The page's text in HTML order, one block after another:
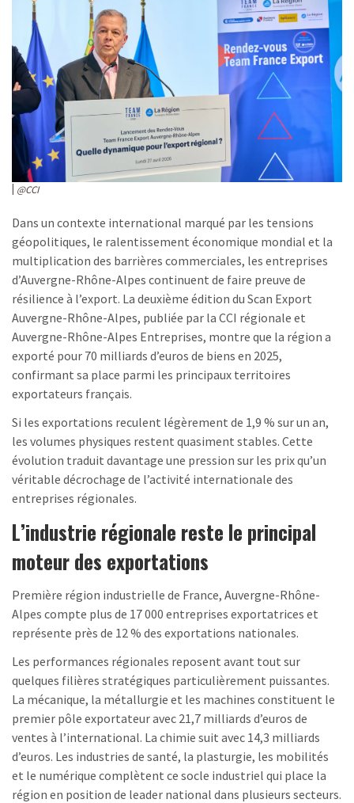
@CCI
Dans un contexte international marqué par les tensions
géopolitiques, le ralentissement économique mondial et la
multiplication des barrières commerciales, les entreprises
d’Auvergne-Rhône-Alpes continuent de faire preuve de
résilience à l’export. La deuxième édition du Scan Export
Auvergne-Rhône-Alpes, publiée par la CCI régionale et
Auvergne-Rhône-Alpes Entreprises, montre que la région a
exporté pour 70 milliards d’euros de biens en 2025,
confirmant sa place parmi les principaux territoires
exportateurs français.
Si les exportations reculent légèrement de 1,9 % sur un an,
les volumes physiques restent quasiment stables. Cette
évolution traduit davantage une pression sur les prix qu’un
véritable décrochage de l’activité internationale des
entreprises régionales.
L’industrie régionale reste le principal
moteur des exportations
Première région industrielle de France, Auvergne-Rhône-
Alpes compte plus de 17 000 entreprises exportatrices et
représente près de 12 % des exportations nationales.
Les performances régionales reposent avant tout sur
quelques filières stratégiques particulièrement puissantes.
La mécanique, la métallurgie et les machines constituent le
premier pôle exportateur avec 21,7 milliards d’euros de
ventes à l’international. La chimie suit avec 14,3 milliards
d’euros. Les industries de santé, la plasturgie, les mobilités
et le numérique complètent ce socle industriel qui place la
région en position de leader national dans plusieurs secteurs.